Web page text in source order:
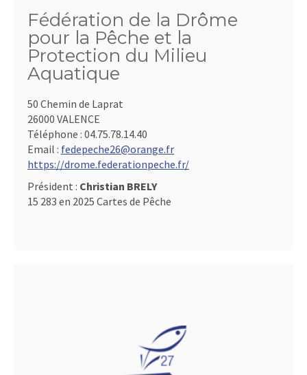
Fédération de la Drôme
pour la Pêche et la
Protection du Milieu
Aquatique
50 Chemin de Laprat
26000 VALENCE
Téléphone : 04.75.78.14.40
Email : fedepeche26@orange.fr
https://drome.federationpeche.fr/
Président : Christian BRELY
15 283 en 2025 Cartes de Pêche